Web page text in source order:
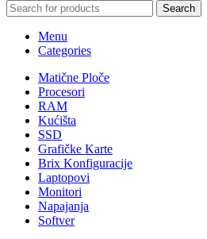
Search
Menu
Categories
Matične Ploče
Procesori
RAM
Kućišta
SSD
Grafičke Karte
Brix Konfiguracije
Laptopovi
Monitori
Napajanja
Softver